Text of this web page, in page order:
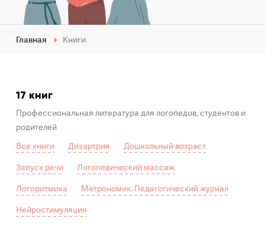
Главная Книги
17 книг
Профессиональная литература для логопедов, студентов и
родителей
Все книги
Дизартрия
Дошкольный возраст
Запуск речи
Логопедический массаж
Логоритмика
Метрономик. Педагогический журнал
Нейростимуляция